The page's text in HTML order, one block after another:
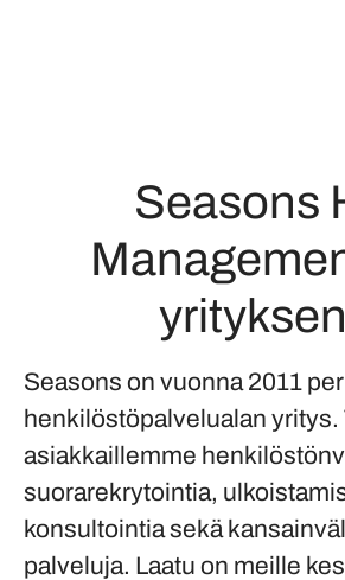
Seasons
Seasons on vuonna 2011
henkilöstöpalvelualan yritys.
asiakkaillemme
suorarekrytointia,
konsultointia sekä
palveluja. Laatu on meille